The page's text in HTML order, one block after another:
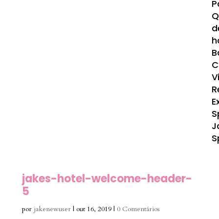
jakes-hotel-welcome-header-
5
por jakenewuser| out 16, 2019| 0 Comentários